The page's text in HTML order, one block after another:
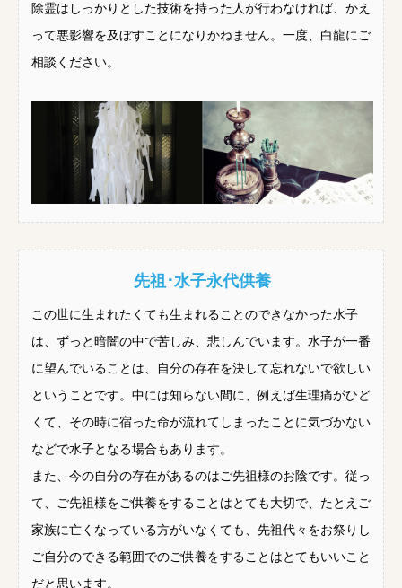
除霊はしっかりとした技術を持った人が行わなければ、かえ
って悪影響を及ぼすことになりかねません。一度、白龍にご
相談ください。
先祖･水子永代供養
この世に生まれたくても生まれることのできなかった水子
は、ずっと暗闇の中で苦しみ、悲しんでいます。水子が一番
に望んでいることは、自分の存在を決して忘れないで欲しい
ということです。中には知らない間に、例えば生理痛がひど
くて、その時に宿った命が流れてしまったことに気づかない
などで水子となる場合もあります。
また、今の自分の存在があるのはご先祖様のお陰です。従っ
て、ご先祖様をご供養をすることはとても大切で、たとえご
家族に亡くなっている方がいなくても、先祖代々をお祭りし
ご自分のできる範囲でのご供養をすることはとてもいいこと
だと思います。